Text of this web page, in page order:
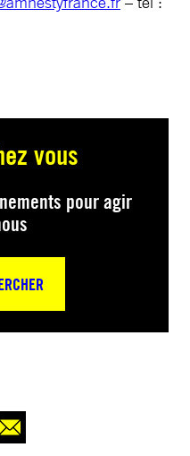
vous
pour agir